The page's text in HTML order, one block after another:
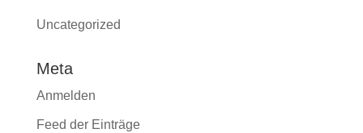
Uncategorized
Meta
Anmelden
Feed der Einträge